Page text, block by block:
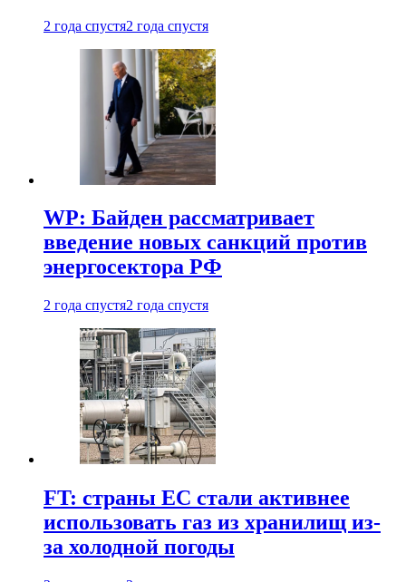
2 года спустя2 года спустя
WP: Байден рассматривает
введение новых санкций против
энергосектора РФ
2 года спустя2 года спустя
FT: страны ЕС стали активнее
использовать газ из хранилищ из-
за холодной погоды